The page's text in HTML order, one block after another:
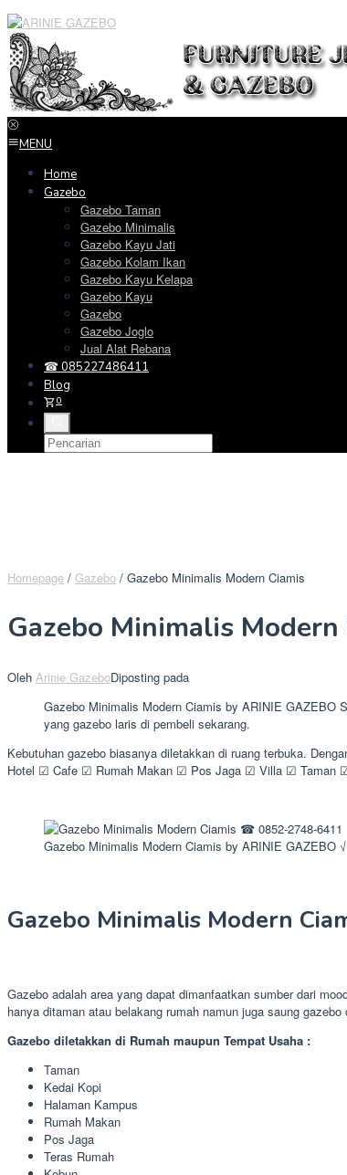
Loncat
ke
konten
MENU
Home
Gazebo
Gazebo Taman
Gazebo Minimalis
Gazebo Kayu Jati
Gazebo Kolam Ikan
Gazebo Kayu Kelapa
Gazebo Kayu
Gazebo
Gazebo Joglo
Jual Alat Rebana
☎ 085227486411
Blog
0
Homepage / Gazebo / Gazebo Minimalis Modern Ciamis
Gazebo Minimalis Modern
Oleh Arinie GazeboDiposting pada
Gazebo Minimalis Modern Ciamis by ARINIE GAZEBO
yang gazebo laris di pembeli sekarang.
Kebutuhan gazebo biasanya diletakkan di ruang terbuka.
Hotel ☑ Cafe ☑ Rumah Makan ☑ Pos Jaga ☑ Villa ☑ Taman
Gazebo Minimalis Modern Ciamis by ARINIE GAZEBO
Gazebo Minimalis Modern
Gazebo adalah area yang dapat dimanfaatkan sumber dari
hanya ditaman atau belakang rumah namun juga saung
Gazebo diletakkan di Rumah maupun Tempat Usaha :
Taman
Kedai Kopi
Halaman Kampus
Rumah Makan
Pos Jaga
Teras Rumah